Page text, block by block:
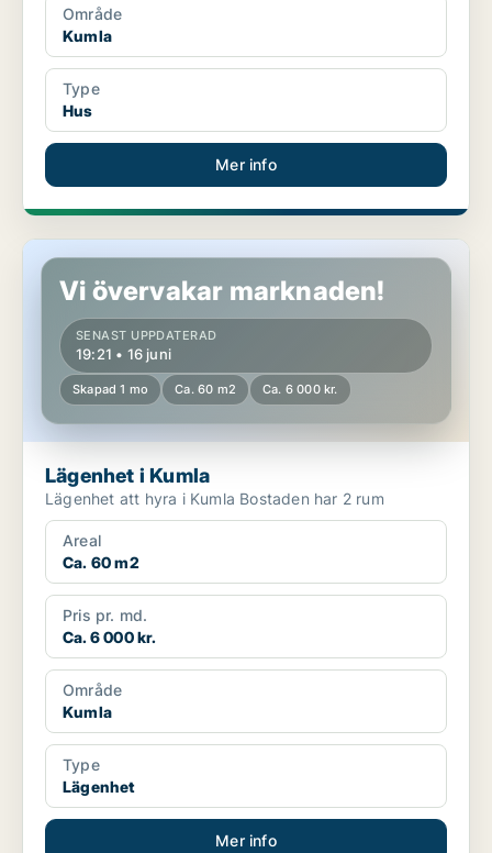
Område
Kumla
Type
Hus
Mer info
Lägenhet i Kumla
Vi övervakar marknaden!
SENAST UPPDATERAD
19:21 • 16 juni
Skapad 1 mo Ca. 60 m2 Ca. 6 000 kr.
Lägenhet i Kumla
Lägenhet att hyra i Kumla Bostaden har 2 rum
Areal
Ca. 60 m2
Pris pr. md.
Ca. 6 000 kr.
Område
Kumla
Type
Lägenhet
Mer info